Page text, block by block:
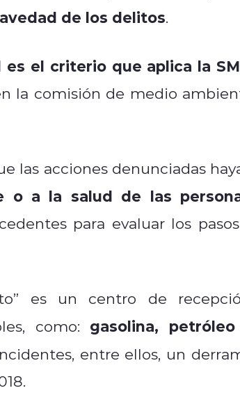
de los delitos.
es el criterio que aplica la
la comisión de medio
las acciones denunciadas
o a la salud de las
para evaluar los
es un centro de
como: gasolina,
entre ellos, un